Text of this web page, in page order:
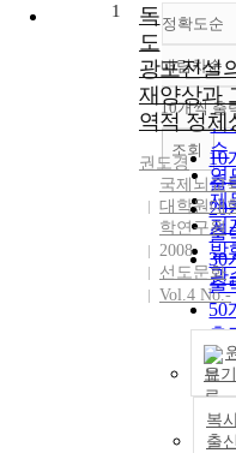
정확도순
정
순
인
순
연
제
저
발
관
내림차순
내
10개씩 출
10
출
20
출
30
출
50
출
출
조회
1
독
도
광포전설
재양상과
역적 정체
권도경
국제뇌교
대학원대
학연구원
2008
선도문화
Vol.4 No.-
보기
복
출